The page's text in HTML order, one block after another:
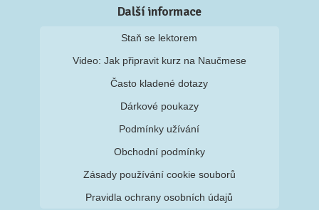
Další informace
Staň se lektorem
Video: Jak připravit kurz na Naučmese
Často kladené dotazy
Dárkové poukazy
Podmínky užívání
Obchodní podmínky
Zásady používání cookie souborů
Pravidla ochrany osobních údajů